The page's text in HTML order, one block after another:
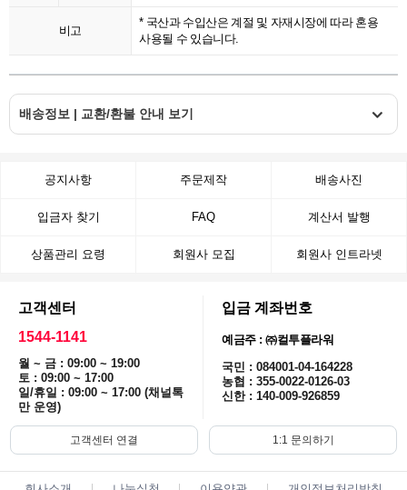
비고
* 국산과 수입산은 계절 및 자재시장에 따라 혼용
사용될 수 있습니다.
배송정보 | 교환/환불 안내 보기
공지사항 주문제작 배송사진
입금자 찾기 FAQ 계산서 발행
상품관리 요령 회원사 모집 회원사 인트라넷
고객센터
1544-1141
월 ~ 금 : 09:00 ~ 19:00
토 : 09:00 ~ 17:00
일/휴일 : 09:00 ~ 17:00 (채널톡
만 운영)
입금 계좌번호
예금주 : ㈜컬투플라워
국민 : 084001-04-164228
농협 : 355-0022-0126-03
신한 : 140-009-926859
고객센터 연결 1:1 문의하기